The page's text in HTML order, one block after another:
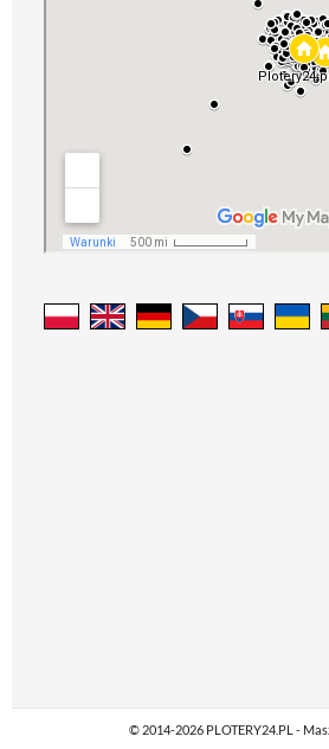
© 2014-2026 PLOTERY24.PL -